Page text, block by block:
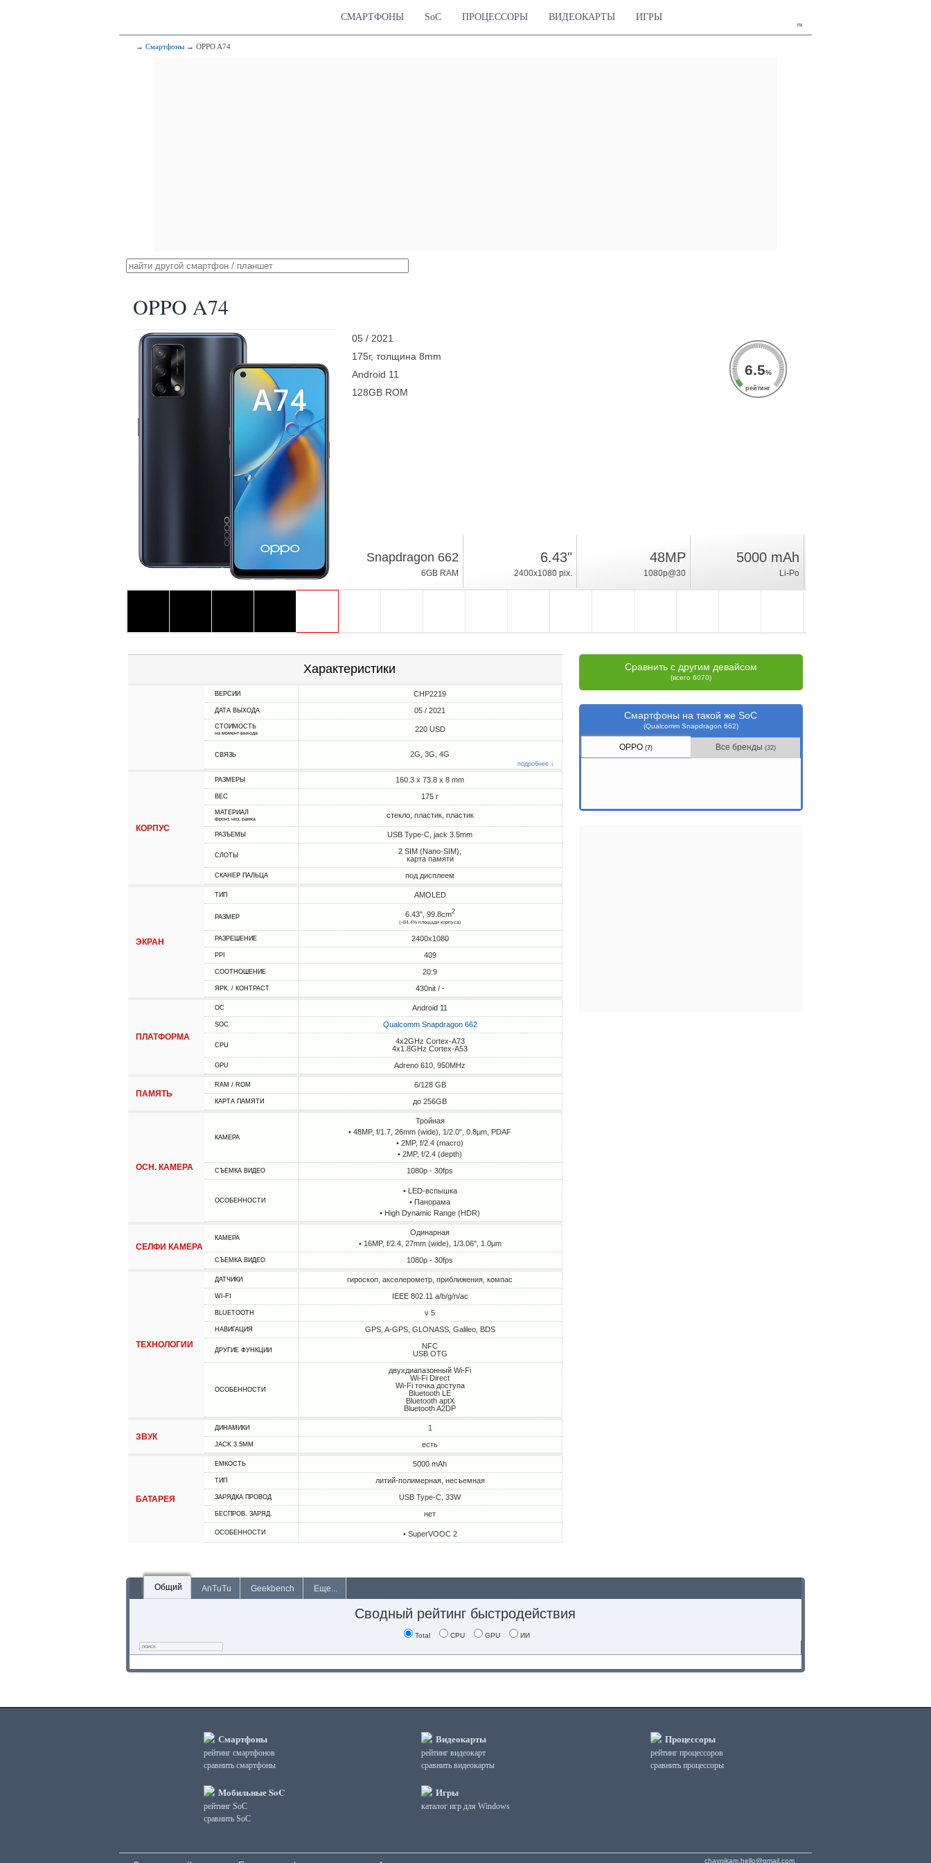
ru
СМАРТФОНЫ SoC ПРОЦЕССОРЫ ВИДЕОКАРТЫ ИГРЫ
→ Смартфоны → OPPO A74
OPPO A74
05 / 2021
175г, толщина 8mm
Android 11
128GB ROM
6.5%
рейтинг
Snapdragon 662
6GB RAM
6.43"
2400x1080 pix.
48MP
1080p@30
5000 mAh
Li-Po
Характеристики
ВЕРСИИ CHP2219
ДАТА ВЫХОДА 05 / 2021
СТОИМОСТЬ
на момент выхода 220 USD
СВЯЗЬ 2G, 3G, 4G
подробнее ↓
КОРПУС
РАЗМЕРЫ 160.3 x 73.8 x 8 mm
ВЕС 175 г
МАТЕРИАЛ
фронт, низ, рамка стекло, пластик, пластик
РАЗЪЕМЫ USB Type-C, jack 3.5mm
СЛОТЫ
2 SIM (Nano-SIM),
карта памяти
СКАНЕР ПАЛЬЦА под дисплеем
ЭКРАН
ТИП AMOLED
РАЗМЕР 6.43", 99.8cm2
(~84.4% площади корпуса)
РАЗРЕШЕНИЕ 2400x1080
PPI 409
СООТНОШЕНИЕ 20:9
ЯРК. / КОНТРАСТ 430nit / -
ПЛАТФОРМА
ОС Android 11
SOC Qualcomm Snapdragon 662
CPU
4x2GHz Cortex-A73
4x1.8GHz Cortex-A53
GPU Adreno 610, 950MHz
ПАМЯТЬ
RAM / ROM 6/128 GB
КАРТА ПАМЯТИ до 256GB
ОСН. КАМЕРА
КАМЕРА
Тройная
• 48MP, f/1.7, 26mm (wide), 1/2.0", 0.8µm, PDAF
• 2MP, f/2.4 (macro)
• 2MP, f/2.4 (depth)
СЪЕМКА ВИДЕО 1080p - 30fps
ОСОБЕННОСТИ
• LED-вспышка
• Панорама
• High Dynamic Range (HDR)
СЕЛФИ КАМЕРА
КАМЕРА
Одинарная
• 16MP, f/2.4, 27mm (wide), 1/3.06", 1.0µm
СЪЕМКА ВИДЕО 1080p - 30fps
ТЕХНОЛОГИИ
ДАТЧИКИ гироскоп, акселерометр, приближения, компас
WI-FI IEEE 802.11 a/b/g/n/ac
BLUETOOTH v 5
НАВИГАЦИЯ GPS, A-GPS, GLONASS, Galileo, BDS
ДРУГИЕ ФУНКЦИИ
NFC
USB OTG
ОСОБЕННОСТИ
двухдиапазонный Wi-Fi
Wi-Fi Direct
Wi-Fi точка доступа
Bluetooth LE
Bluetooth aptX
Bluetooth A2DP
ЗВУК
ДИНАМИКИ 1
JACK 3.5MM есть
БАТАРЕЯ
ЕМКОСТЬ 5000 mAh
ТИП литий-полимерная, несъемная
ЗАРЯДКА ПРОВОД USB Type-C, 33W
БЕСПРОВ. ЗАРЯД. нет
ОСОБЕННОСТИ • SuperVOOC 2
Сравнить с другим девайсом
(всего 6070)
Смартфоны на такой же SoC
(Qualcomm Snapdragon 662)
OPPO(7) Все бренды (32)
Общий AnTuTu Geekbench Еще...
Сводный рейтинг быстродействия
Total CPU GPU ИИ
Смартфоны
рейтинг смартфонов
сравнить смартфоны
Мобильные SoC
рейтинг SoC
сравнить SoC
Видеокарты
рейтинг видеокарт
сравнить видеокарты
Игры
каталог игр для Windows
Процессоры
рейтинг процессоров
сравнить процессоры
chaynikam.hello@gmail.com